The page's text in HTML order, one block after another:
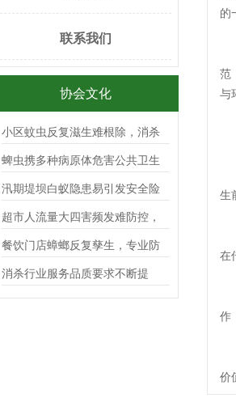
联系我们
协会文化
小区蚊虫反复滋生难根除，消杀
公司该如何长效阻断蚊虫入侵？
蜱虫携多种病原体危害公共卫生
安全，消杀公司如何科学开展综
合治理工作？
汛期堤坝白蚁隐患易引发安全险
情，消杀公司该如何科学排查筑
牢堤防防线？
超市人流量大四害频发难防控，
消杀公司该如何制定安全高效消
杀方案？
餐饮门店蟑螂反复孳生，专业防
制服务能否彻底根除？
消杀行业服务品质要求不断提
高，PCO企业该如何提升综合竞
的
范
与
生
在
作
价